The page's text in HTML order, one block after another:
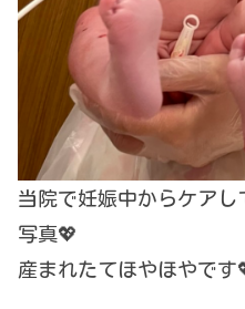
当院で妊娠中からケア
写真💖
産まれたてほやほやです